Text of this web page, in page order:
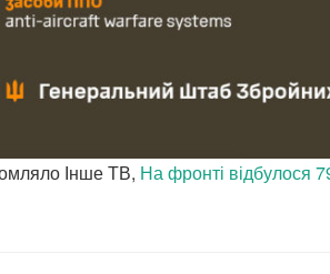
Інше ТВ, На фронті відбулося